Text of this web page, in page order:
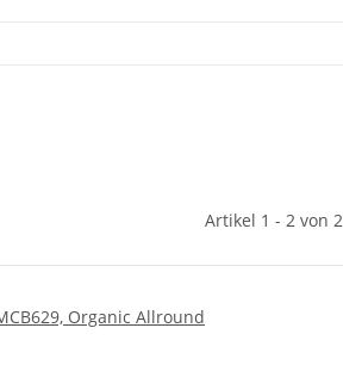
Artikel 1 - 2 von 2
Organic Allround